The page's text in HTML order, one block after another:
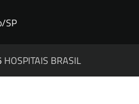
SP
HOSPITAIS BRASIL